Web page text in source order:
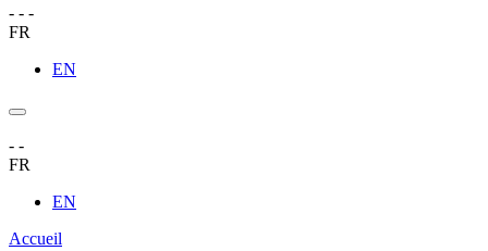
- - -
FR
EN
- -
FR
EN
Accueil